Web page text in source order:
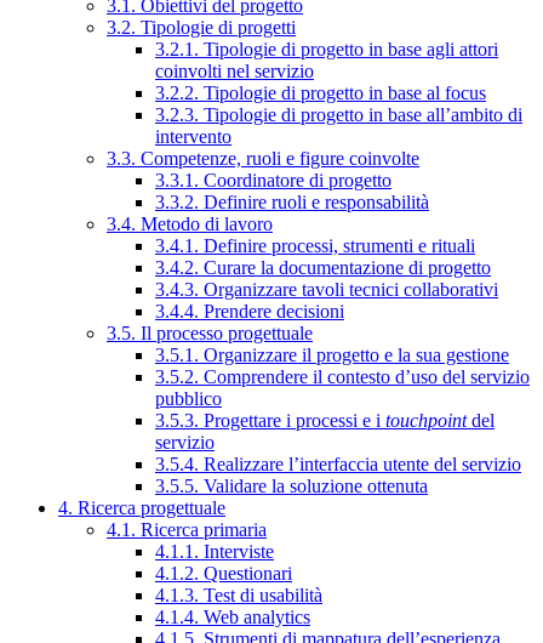
3.1. Obiettivi del progetto
3.2. Tipologie di progetti
3.2.1. Tipologie di progetto in base agli attori
coinvolti nel servizio
3.2.2. Tipologie di progetto in base al focus
3.2.3. Tipologie di progetto in base all’ambito di
intervento
3.3. Competenze, ruoli e figure coinvolte
3.3.1. Coordinatore di progetto
3.3.2. Definire ruoli e responsabilità
3.4. Metodo di lavoro
3.4.1. Definire processi, strumenti e rituali
3.4.2. Curare la documentazione di progetto
3.4.3. Organizzare tavoli tecnici collaborativi
3.4.4. Prendere decisioni
3.5. Il processo progettuale
3.5.1. Organizzare il progetto e la sua gestione
3.5.2. Comprendere il contesto d’uso del servizio
pubblico
3.5.3. Progettare i processi e i touchpointdel
servizio
3.5.4. Realizzare l’interfaccia utente del servizio
3.5.5. Validare la soluzione ottenuta
4. Ricerca progettuale
4.1. Ricerca primaria
4.1.1. Interviste
4.1.2. Questionari
4.1.3. Test di usabilità
4.1.4. Web analytics
4.1.5. Strumenti di mappatura dell’esperienza